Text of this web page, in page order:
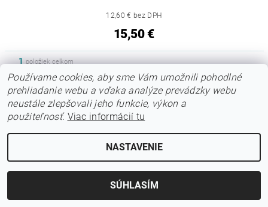
12,60 € bez DPH
15,50 €
1 položiek celkom
O nás | Obchodné podmienky | Zásady ochrany osobných údajov
Napíšte nám | Kontakt
Vytvoril Shoptet
Používame cookies, aby sme Vám umožnili pohodlné
prehliadanie webu a vďaka analýze prevádzky webu
neustále zlepšovali jeho funkcie, výkon a
použiteľnosť. Viac informácií tu
NASTAVENIE
SÚHLASÍM